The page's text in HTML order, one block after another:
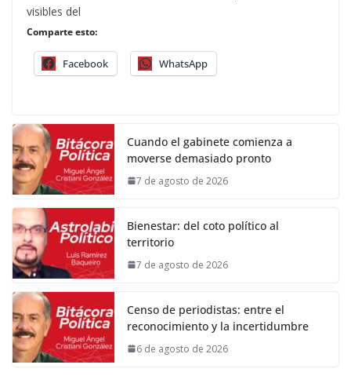
visibles del
Comparte esto:
Facebook WhatsApp
Cuando el gabinete comienza a
moverse demasiado pronto
7 de agosto de 2026
Bienestar: del coto político al
territorio
7 de agosto de 2026
Censo de periodistas: entre el
reconocimiento y la incertidumbre
6 de agosto de 2026